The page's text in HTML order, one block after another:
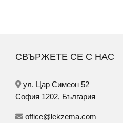
СВЪРЖЕТЕ СЕ С НАС
ул. Цар Симеон 52
София 1202, България
office@lekzema.com